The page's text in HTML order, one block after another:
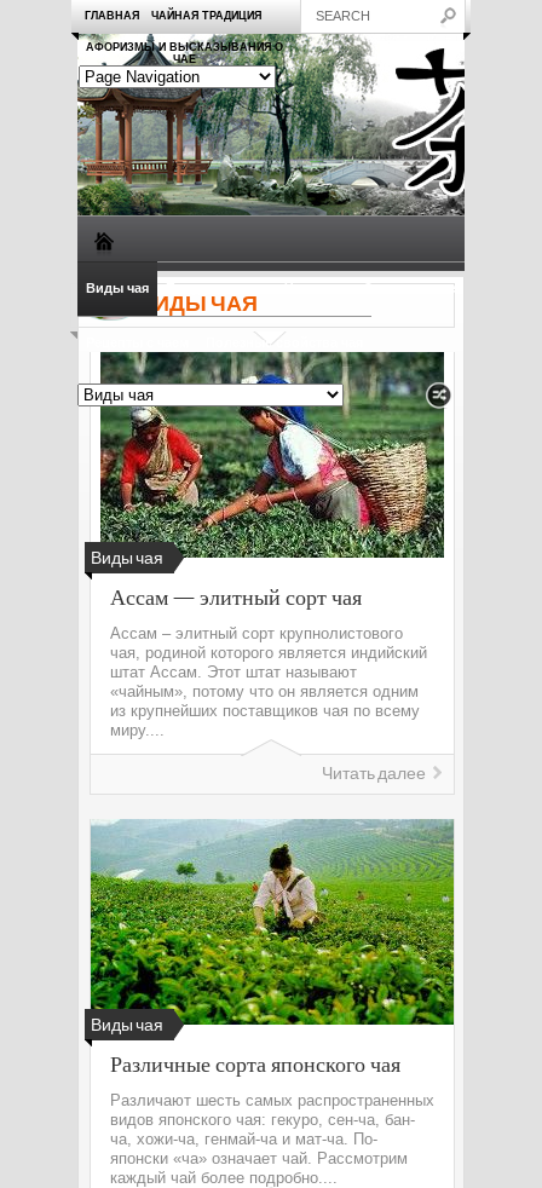
ГЛАВНАЯ ЧАЙНАЯ ТРАДИЦИЯ
АФОРИЗМЫ И ВЫСКАЗЫВАНИЯ О
ЧАЕ
Виды чая Посуда для чая Чаепитие Заметки о чае
Полезные свойства чая
ВИДЫ ЧАЯ
Виды чая
Ассам — элитный сорт чая
Ассам – элитный сорт крупнолистового
чая, родиной которого является индийский
штат Ассам. Этот штат называют
«чайным», потому что он является одним
из крупнейших поставщиков чая по всему
миру....
Читать далее
Виды чая
Различные сорта японского чая
Различают шесть самых распространенных
видов японского чая: гекуро, сен-ча, бан-
ча, хожи-ча, генмай-ча и мат-ча. По-
японски «ча» означает чай. Рассмотрим
каждый чай более подробно....